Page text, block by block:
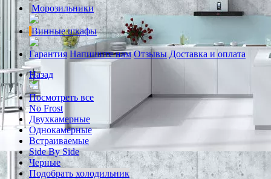
Морозильники
Винные шкафы
Гарантия Напишите нам Отзывы Доставка и оплата
Назад
Посмотреть все
No Frost
Двухкамерные
Однокамерные
Встраиваемые
Side By Side
Черные
Подобрать холодильник